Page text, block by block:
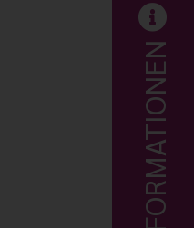
INFORMATIONEN